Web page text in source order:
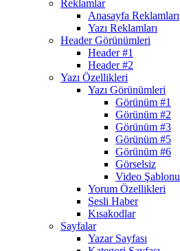
Reklamlar
Anasayfa Reklamları
Yazı Reklamları
Header Görünümleri
Header #1
Header #2
Yazı Özellikleri
Yazı Görünümleri
Görünüm #1
Görünüm #2
Görünüm #3
Görünüm #5
Görünüm #6
Görselsiz
Video Şablonu
Yorum Özellikleri
Sesli Haber
Kısakodlar
Sayfalar
Yazar Sayfası